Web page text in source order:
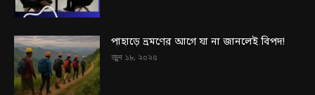
পাহাড়ে ভ্রমণের আগে যা না জানলেই বিপদ!
জুন ১৮, ২০২৫